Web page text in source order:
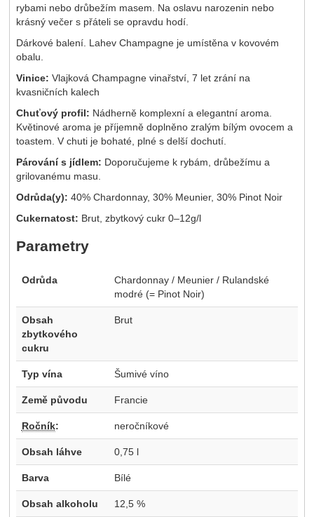
rybami nebo drůbežím masem. Na oslavu narozenin nebo
krásný večer s přáteli se opravdu hodí.
Dárkové balení. Lahev Champagne je umístěna v kovovém
obalu.
Vinice: Vlajková Champagne vinařství, 7 let zrání na
kvasničních kalech
Chuťový profil: Nádherně komplexní a elegantní aroma.
Květinové aroma je příjemně doplněno zralým bílým ovocem a
toastem. V chuti je bohaté, plné s delší dochutí.
Párování s jídlem: Doporučujeme k rybám, drůbežímu a
grilovanému masu.
Odrůda(y): 40% Chardonnay, 30% Meunier, 30% Pinot Noir
Cukernatost: Brut, zbytkový cukr 0–12g/l
Parametry
Odrůda
Chardonnay / Meunier / Rulandské
modré (= Pinot Noir)
Obsah
zbytkového
cukru
Brut
Typ vína Šumivé víno
Země původu Francie
Ročník: neročníkové
Obsah láhve 0,75 l
Barva Bílé
Obsah alkoholu 12,5 %